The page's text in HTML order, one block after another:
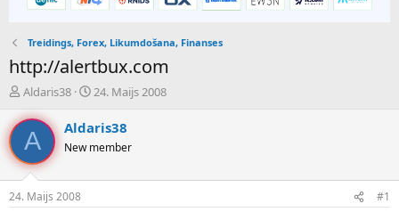
Treidings, Forex, Likumdošana, Finanses
http://alertbux.com
P
v
e
d
i
n
Aldaris38
S
k
m
a
24. Maijs 2008
A Aldaris38
New member
24. Maijs 2008 #1